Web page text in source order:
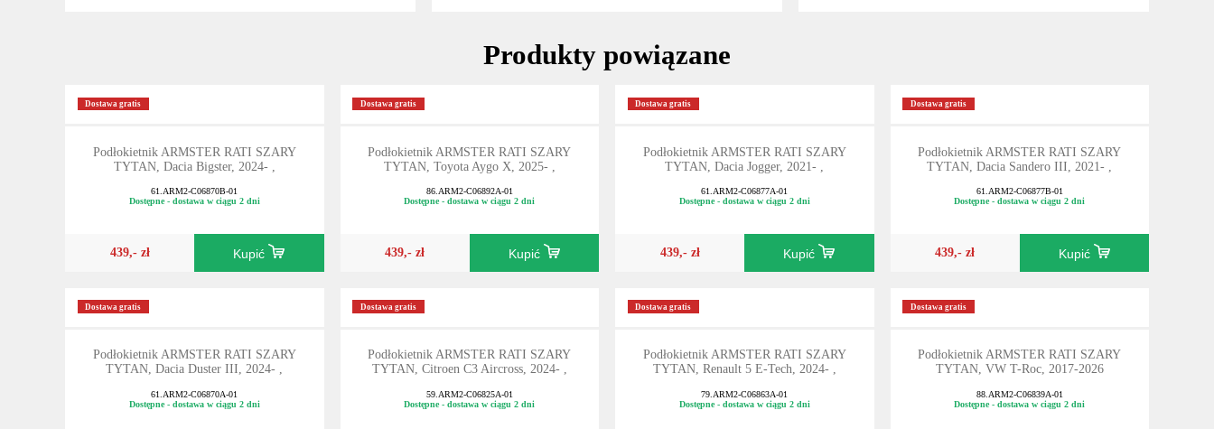
Produkty powiązane
Dostawa gratis
Podłokietnik ARMSTER RATI SZARY
TYTAN, Dacia Bigster, 2024- ,
61.ARM2-C06870B-01
Dostępne - dostawa w ciągu 2 dni
439,- zł Kupić
Dostawa gratis
Podłokietnik ARMSTER RATI SZARY
TYTAN, Toyota Aygo X, 2025- ,
86.ARM2-C06892A-01
Dostępne - dostawa w ciągu 2 dni
439,- zł Kupić
Dostawa gratis
Podłokietnik ARMSTER RATI SZARY
TYTAN, Dacia Jogger, 2021- ,
61.ARM2-C06877A-01
Dostępne - dostawa w ciągu 2 dni
439,- zł Kupić
Dostawa gratis
Podłokietnik ARMSTER RATI SZARY
TYTAN, Dacia Sandero III, 2021- ,
61.ARM2-C06877B-01
Dostępne - dostawa w ciągu 2 dni
439,- zł Kupić
Dostawa gratis
Podłokietnik ARMSTER RATI SZARY
TYTAN, Dacia Duster III, 2024- ,
61.ARM2-C06870A-01
Dostępne - dostawa w ciągu 2 dni
Dostawa gratis
Podłokietnik ARMSTER RATI SZARY
TYTAN, Citroen C3 Aircross, 2024- ,
59.ARM2-C06825A-01
Dostępne - dostawa w ciągu 2 dni
Dostawa gratis
Podłokietnik ARMSTER RATI SZARY
TYTAN, Renault 5 E-Tech, 2024- ,
79.ARM2-C06863A-01
Dostępne - dostawa w ciągu 2 dni
Dostawa gratis
Podłokietnik ARMSTER RATI SZARY
TYTAN, VW T-Roc, 2017-2026
88.ARM2-C06839A-01
Dostępne - dostawa w ciągu 2 dni